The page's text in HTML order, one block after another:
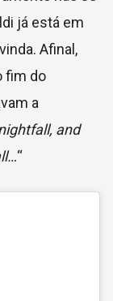
já está em
Afinal,
fim do
a
and
“